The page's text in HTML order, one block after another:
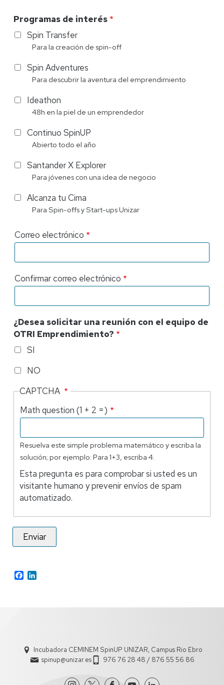
Programas de interés
Spin Transfer
Para la creación de spin-off
Spin Adventures
Para descubrir la aventura del emprendimiento
Ideathon
48h en la piel de un emprendedor
Continuo SpinUP
Abierto todo el año
Santander X Explorer
Para jóvenes con una idea de negocio
Alcanza tu Cima
Para Spin-offs y Start-ups Unizar
Correo
electrónico
Correo electrónico
Confirmar correo electrónico
¿Desea solicitar una reunión con el equipo de
OTRI Emprendimiento?
SI
NO
CAPTCHA
Math question (1 + 2 =)
Resuelva este simple problema matemático y escriba la
solución; por ejemplo: Para 1+3, escriba 4.
Esta pregunta es para comprobar si usted es un
visitante humano y prevenir envíos de spam
automatizado.
Facebook
Incubadora CEMINEM SpinUP UNIZAR, Campus Rio Ebro
spinup@unizar.es
976 76 28 48 / 876 55 56 86